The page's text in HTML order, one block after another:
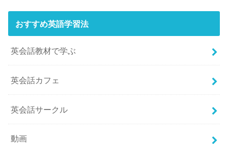
おすすめ英語学習法
英会話教材で学ぶ
英会話カフェ
英会話サークル
動画